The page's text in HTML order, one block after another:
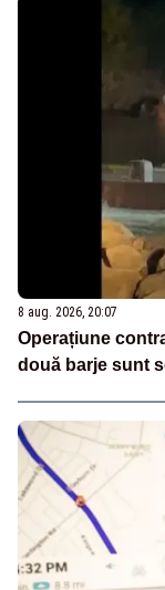
8 aug. 2026, 20:07
Operațiune
două barje sunt